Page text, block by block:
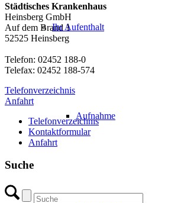
Ihr Aufenthalt
Aufnahme
Städtisches Krankenhaus
Heinsberg GmbH
Auf dem Brand 1
52525 Heinsberg
Telefon: 02452 188-0
Telefax: 02452 188-574
Telefonverzeichnis
Anfahrt
Telefonverzeichnis
Kontaktformular
Anfahrt
Suche